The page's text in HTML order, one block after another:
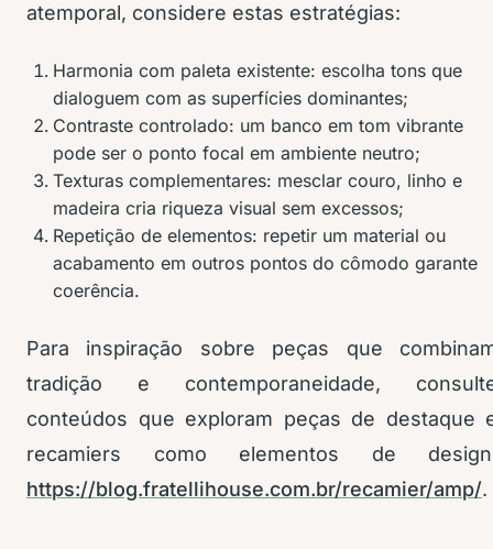
atemporal, considere estas estratégias:
Harmonia com paleta existente: escolha tons que
dialoguem com as superfícies dominantes;
Contraste controlado: um banco em tom vibrante
pode ser o ponto focal em ambiente neutro;
Texturas complementares: mesclar couro, linho e
madeira cria riqueza visual sem excessos;
Repetição de elementos: repetir um material ou
acabamento em outros pontos do cômodo garante
coerência.
Para inspiração sobre peças que
tradição e contemporaneidade,
conteúdos que exploram peças de destaque
recamiers como elementos de
https://blog.fratellihouse.com.br/recamier/amp/.